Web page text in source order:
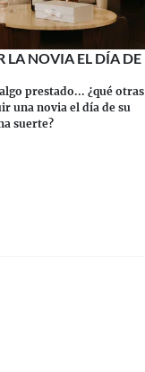
LA NOVIA EL DÍA DE
prestado... ¿qué otras
una novia el día de su
suerte?